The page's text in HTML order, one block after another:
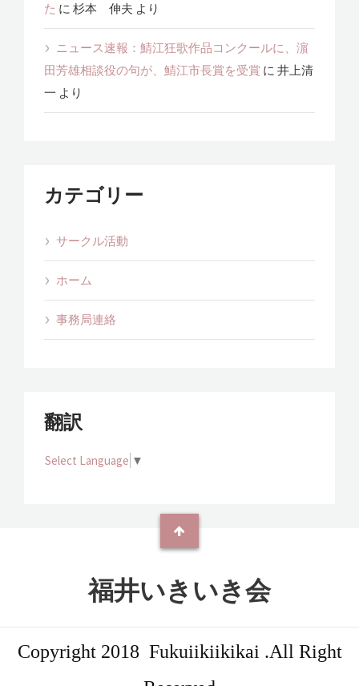
た に 杉本 伸夫 より
ニュース速報：鯖江狂歌作品コンクールに、濵
田芳雄相談役の句が、鯖江市長賞を受賞 に 井上清
一 より
カテゴリー
サークル活動
ホーム
事務局連絡
翻訳
Select Language ▼
福井いきいき会
Copyright 2018 Fukuiikiikikai .All Right